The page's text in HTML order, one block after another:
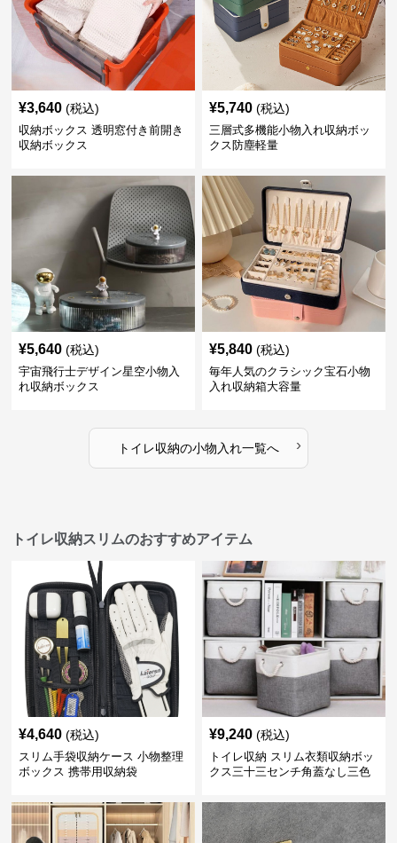
¥3,640 (税込)
収納ボックス 透明窓付き前開き
収納ボックス
¥5,740 (税込)
三層式多機能小物入れ収納ボッ
クス防塵軽量
¥5,640 (税込)
宇宙飛行士デザイン星空小物入
れ収納ボックス
¥5,840 (税込)
毎年人気のクラシック宝石小物
入れ収納箱大容量
トイレ収納の小物入れ一覧へ ›
トイレ収納スリムのおすすめアイテム
¥4,640 (税込)
スリム手袋収納ケース 小物整理
ボックス 携帯用収納袋
¥9,240 (税込)
トイレ収納 スリム衣類収納ボッ
クス三十三センチ角蓋なし三色